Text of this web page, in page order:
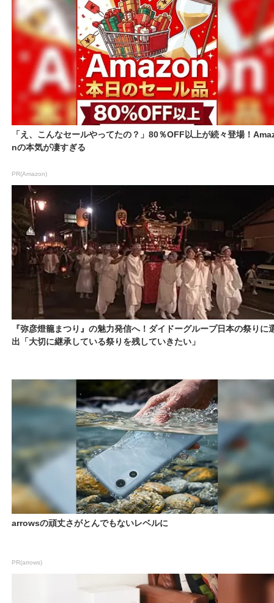
「え、こんなセールやってたの？」80％OFF以上が続々登場！
nの本気が凄すぎる
PR(Amazon)
『弥彦燈籠まつり』の魅力発信へ！ダイドーグループ日本の祭りに
出「大切に継承している祭りを残していきたい」
arrowsの頑丈さがとんでもないレベルに
PR(arrows)